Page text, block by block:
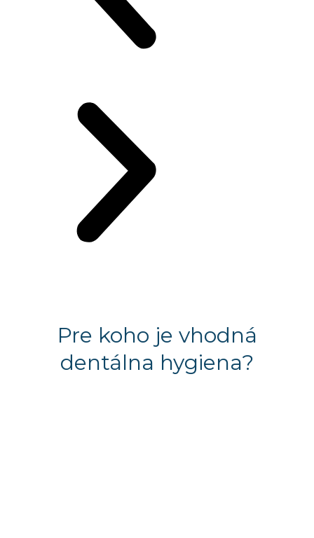
Pre koho je vhodná
dentálna hygiena?